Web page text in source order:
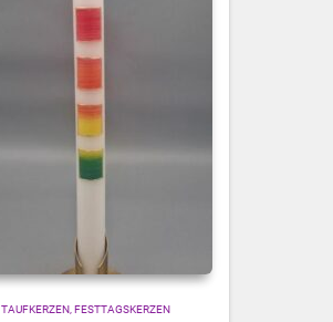
TAUFKERZEN FESTTAGSKERZEN